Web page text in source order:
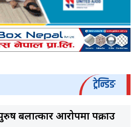
ट्रेन्डिङ
बलात्कार आरोपमा पक्राउ